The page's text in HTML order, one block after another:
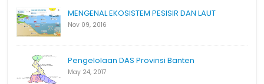
MENGENAL EKOSISTEM PESISIR DAN LAUT
Nov 09, 2016
Pengelolaan DAS Provinsi Banten
May 24, 2017